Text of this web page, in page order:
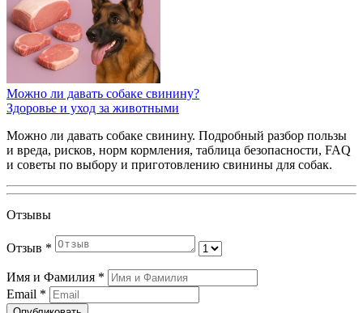
Можно ли давать собаке свинину?
Здоровье и уход за животными
Можно ли давать собаке свинину. Подробный разбор пользы
и вреда, рисков, норм кормления, таблица безопасности, FAQ
и советы по выбору и приготовлению свинины для собак.
Отзывы
Отзыв *
Имя и Фамилия *
Email *